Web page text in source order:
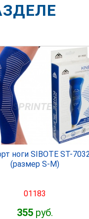
SPRINTER
ноги SIBOTE ST-
(размер S-M)
01183
355 руб.